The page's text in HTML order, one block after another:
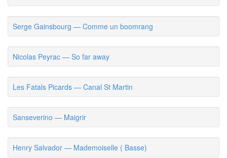
Serge Gainsbourg — Comme un boomrang
Nicolas Peyrac — So far away
Les Fatals Picards — Canal St Martin
Sanseverino — Maigrir
Henry Salvador — Mademoiselle ( Basse)